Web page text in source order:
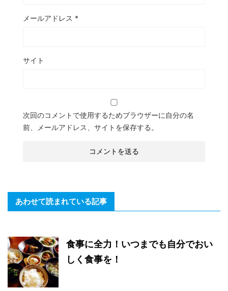
メールアドレス *
サイト
次回のコメントで使用するためブラウザーに自分の名
前、メールアドレス、サイトを保存する。
あわせて読まれている記事
食事に全力！いつまでも自分でおい
しく食事を！